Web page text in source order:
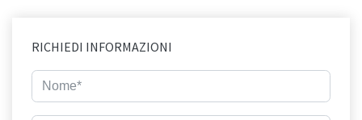
RICHIEDI INFORMAZIONI